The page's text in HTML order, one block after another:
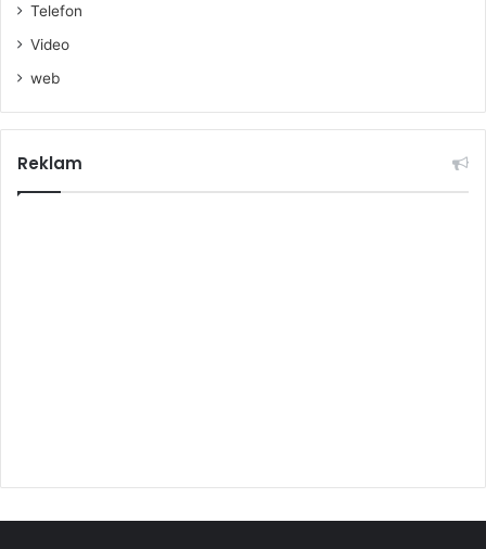
Telefon
Video
web
Reklam